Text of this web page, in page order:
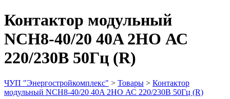
Контактор модульный
NCH8-40/20 40A 2HO АС
220/230В 50Гц (R)
ЧУП "Энергостройкомплекс" > Товары > Контактор
модульный NCH8-40/20 40A 2HO АС 220/230В 50Гц (R)